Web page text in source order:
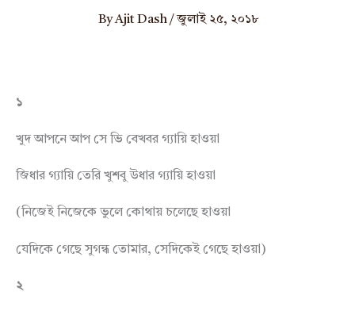
ByAjit Dash/জুলাই ২৫, ২০১৮
১
খুদ আপনে আপ সে ভি বেখবর গ্যায়ি হাওয়া
জিধার গ্যায়ি তেরি খুশবু উধার গ্যায়ি হাওয়া
(নিজেই নিজেকে ভুলে কোথায় চলেছে হাওয়া
যেদিকে গেছে সুগন্ধ তোমার, সেদিকেই গেছে হাওয়া)
২